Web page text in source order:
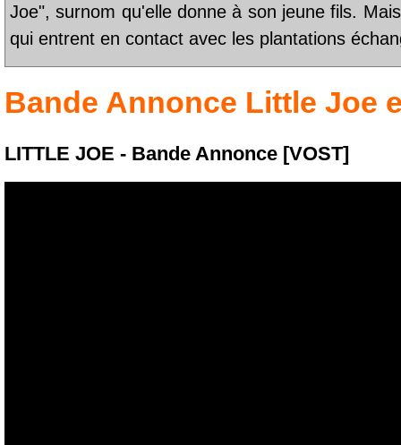
Joe", surnom qu'elle donne à son jeune fils.
qui entrent en contact avec les plantations
Bande Annonce Little Joe
LITTLE JOE - Bande Annonce [VOST]